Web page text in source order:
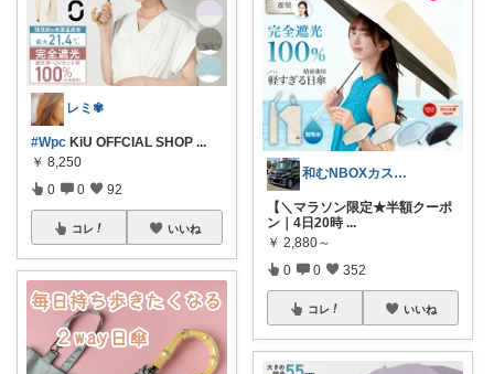
レミ✾
#Wpc KiU OFFCIAL SHOP ...
￥ 8,250
0 0 92
コレ いいね
和むNBOXカスタム👍上限中🙇
【＼マラソン限定★半額クーポ
ン｜4日20時 ...
￥ 2,880～
0 0 352
コレ いいね